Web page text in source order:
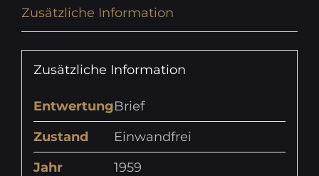
Zusätzliche Information
Zusätzliche Information
EntwertungBrief
Zustand
Einwandfrei
Jahr
1959